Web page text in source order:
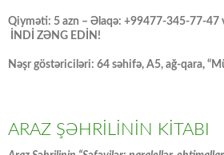
Qiyməti: 5 azn – Əlaqə: +99477-345-77-47
İNDİ ZƏNG EDİN!
Nəşr göstəriciləri: 64 səhifə, A5, ağ-qara,
ARAZ ŞƏHRİLİNİN KİTABI